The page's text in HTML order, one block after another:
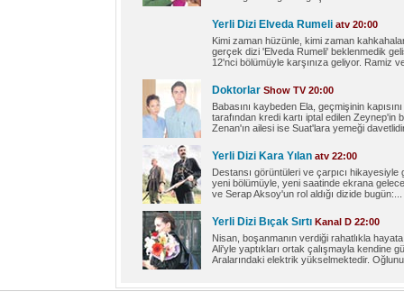
Yerli Dizi Elveda Rumeli atv 20:00
Kimi zaman hüzünle, kimi zaman
gerçek dizi 'Elveda Rumeli' beklenmedik
12'nci bölümüyle karşınıza geliyor. Ramiz
Doktorlar Show TV 20:00
Babasını kaybeden Ela, geçmişinin
tarafından kredi kartı iptal edilen Zeynep'in
Zenan'ın ailesi ise Suat'lara yemeği
Yerli Dizi Kara Yılan atv 22:00
Destansı görüntüleri ve çarpıcı hikayesiyle
yeni bölümüyle, yeni saatinde ekrana
ve Serap Aksoy'un rol aldığı dizide bugün:...
Yerli Dizi Bıçak Sırtı Kanal D 22:00
Nisan, boşanmanın verdiği rahatlıkla
Ali'yle yaptıkları ortak çalışmayla kendine
Aralarındaki elektrik yükselmektedir.